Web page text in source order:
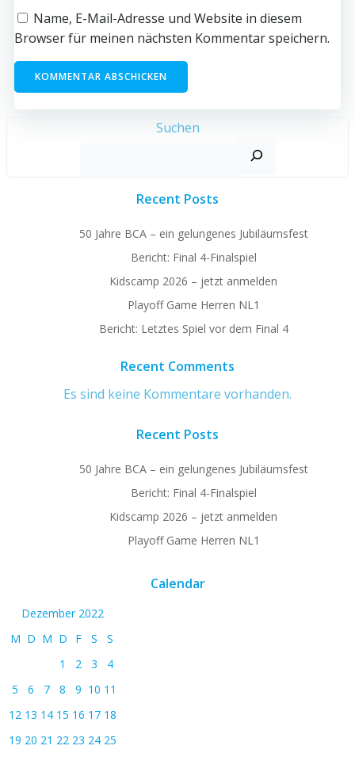
Name, E-Mail-Adresse und Website in diesem
Browser für meinen nächsten Kommentar speichern.
Suchen
Recent Posts
50 Jahre BCA – ein gelungenes Jubiläumsfest
Bericht: Final 4-Finalspiel
Kidscamp 2026 – jetzt anmelden
Playoff Game Herren NL1
Bericht: Letztes Spiel vor dem Final 4
Recent Comments
Es sind keine Kommentare vorhanden.
Recent Posts
50 Jahre BCA – ein gelungenes Jubiläumsfest
Bericht: Final 4-Finalspiel
Kidscamp 2026 – jetzt anmelden
Playoff Game Herren NL1
Calendar
Dezember 2022
M D M D F S
S
1
2 3
4
5
6 7 8 9 10 11
12 13 14 15 16 17 18
19 20 21 22 23 24 25